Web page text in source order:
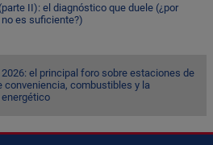
II): el diagnóstico que duele (¿por
es suficiente?)
2026: el principal foro sobre estaciones de
conveniencia, combustibles y la